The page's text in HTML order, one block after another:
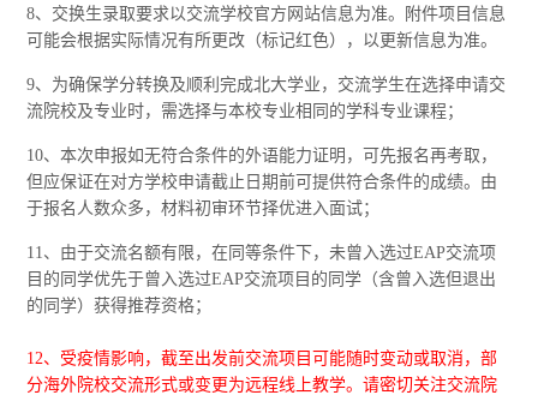
8、交换生录取要求以交流学校官方网站信息为准。附件项目信息
可能会根据实际情况有所更改（标记红色），以更新信息为准。
9、为确保学分转换及顺利完成北大学业，交流学生在选择申请交
流院校及专业时，需选择与本校专业相同的学科专业课程；
10、本次申报如无符合条件的外语能力证明，可先报名再考取，
但应保证在对方学校申请截止日期前可提供符合条件的成绩。由
于报名人数众多，材料初审环节择优进入面试；
11、由于交流名额有限，在同等条件下，未曾入选过EAP交流项
目的同学优先于曾入选过EAP交流项目的同学（含曾入选但退出
的同学）获得推荐资格；
12、受疫情影响，截至出发前交流项目可能随时变动或取消，部
分海外院校交流形式或变更为远程线上教学。请密切关注交流院